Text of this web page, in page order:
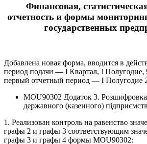
Финансовая,
отчетность и формы
государственных
Добавлена новая форма, вводится в
период подачи — І Квартал, І Полугодие,
первый отчетный период — І Полугодие
MOU90302 Додаток 3.
державного (казенного)
1. Реализован контроль на равенство
графы 2 и графы 3 соответствующим
графы 3 и графы 4 формы MOU90302: